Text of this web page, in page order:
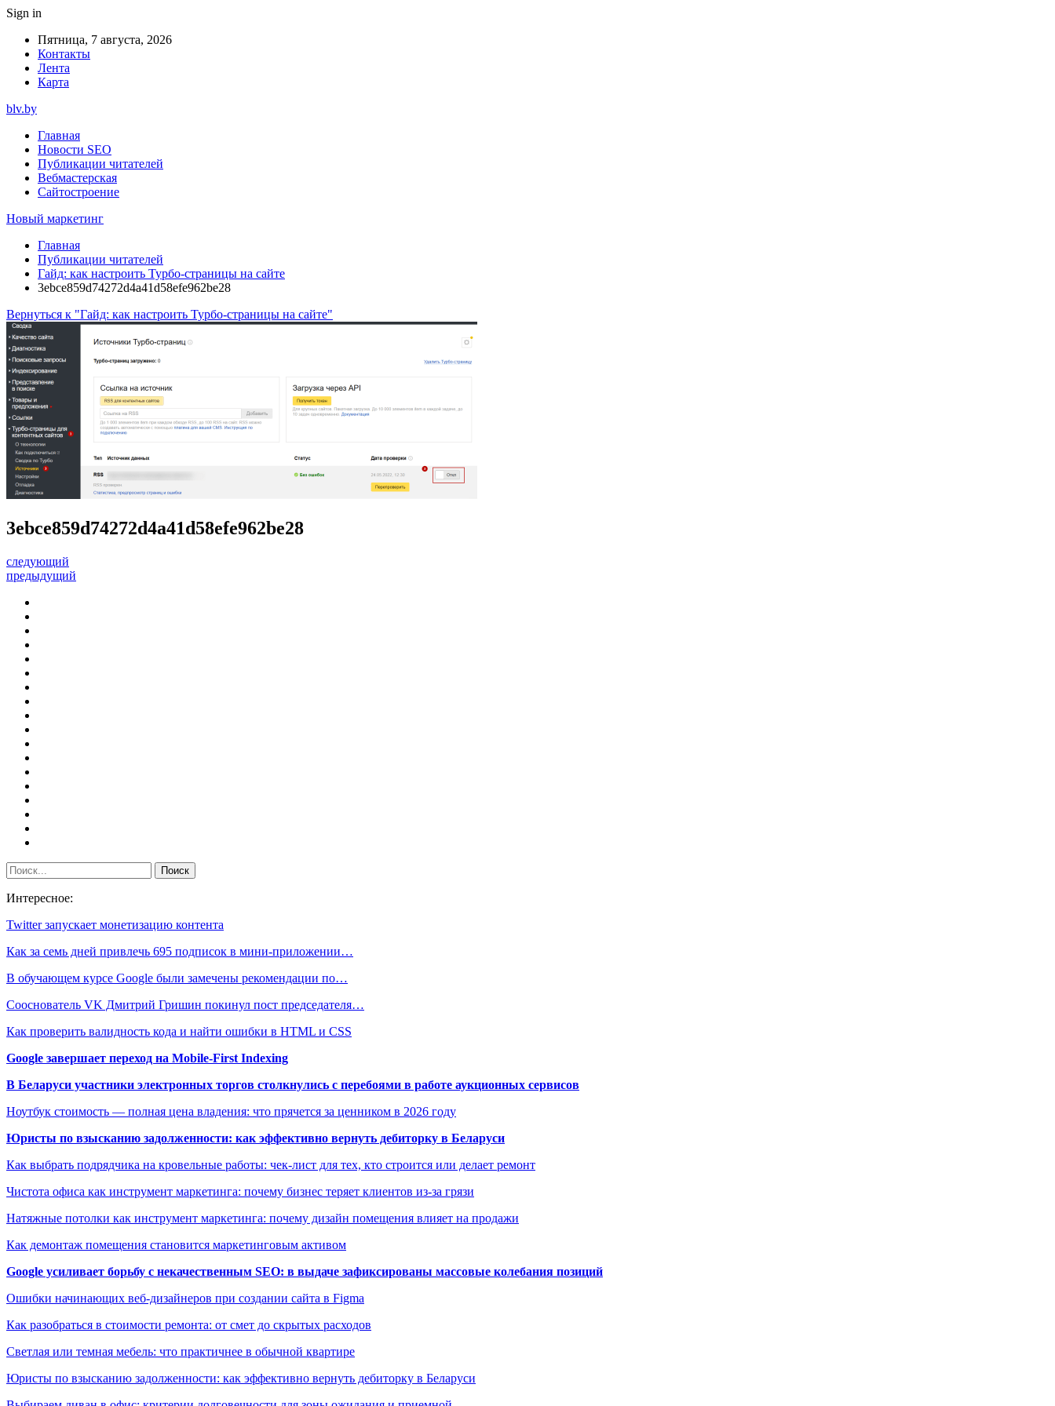
Sign in
Пятница, 7 августа, 2026
Контакты
Лента
Карта
blv.by
Главная
Новости SEO
Публикации читателей
Вебмастерская
Сайтостроение
Новый маркетинг
Главная
Публикации читателей
Гайд: как настроить Турбо-страницы на сайте
3ebce859d74272d4a41d58efe962be28
Вернуться к "Гайд: как настроить Турбо-страницы на сайте"
3ebce859d74272d4a41d58efe962be28
следующий
предыдущий
Интересное:
Twitter запускает монетизацию контента
Как за семь дней привлечь 695 подписок в мини-приложении…
В обучающем курсе Google были замечены рекомендации по…
Сооснователь VK Дмитрий Гришин покинул пост председателя…
Как проверить валидность кода и найти ошибки в HTML и CSS
Google завершает переход на Mobile-First Indexing
В Беларуси участники электронных торгов столкнулись с перебоями в работе аукционных сервисов
Ноутбук стоимость — полная цена владения: что прячется за ценником в 2026 году
Юристы по взысканию задолженности: как эффективно вернуть дебиторку в Беларуси
Как выбрать подрядчика на кровельные работы: чек-лист для тех, кто строится или делает ремонт
Чистота офиса как инструмент маркетинга: почему бизнес теряет клиентов из-за грязи
Натяжные потолки как инструмент маркетинга: почему дизайн помещения влияет на продажи
Как демонтаж помещения становится маркетинговым активом
Google усиливает борьбу с некачественным SEO: в выдаче зафиксированы массовые колебания позиций
Ошибки начинающих веб-дизайнеров при создании сайта в Figma
Как разобраться в стоимости ремонта: от смет до скрытых расходов
Светлая или темная мебель: что практичнее в обычной квартире
Юристы по взысканию задолженности: как эффективно вернуть дебиторку в Беларуси